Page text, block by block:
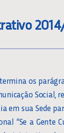
os
Social,
em sua Sede
“Se a Gente